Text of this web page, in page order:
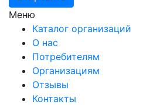
Меню
Каталог организаций
О нас
Потребителям
Организациям
Отзывы
Контакты